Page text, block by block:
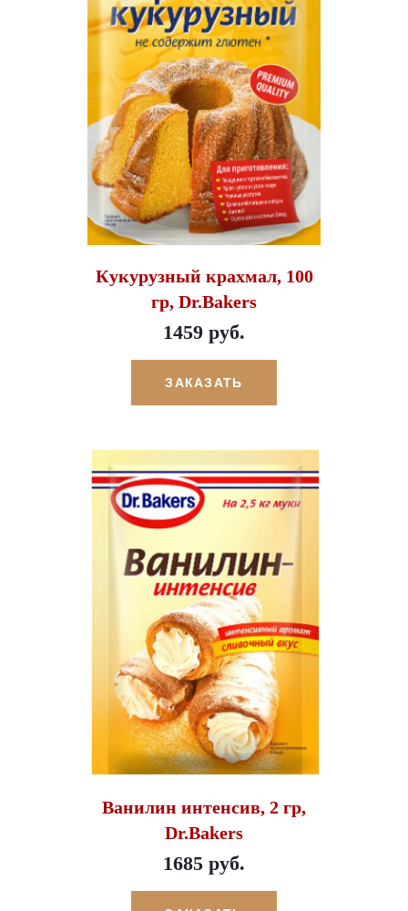
Кукурузный крахмал, 100
гр, Dr.Bakers
1459 руб.
ЗАКАЗАТЬ
Ванилин интенсив, 2 гр,
Dr.Bakers
1685 руб.